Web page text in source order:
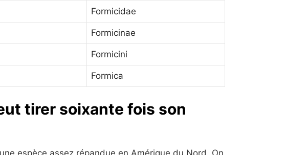
Formicidae
Formicinae
Formicini
Formica
tirer soixante fois son